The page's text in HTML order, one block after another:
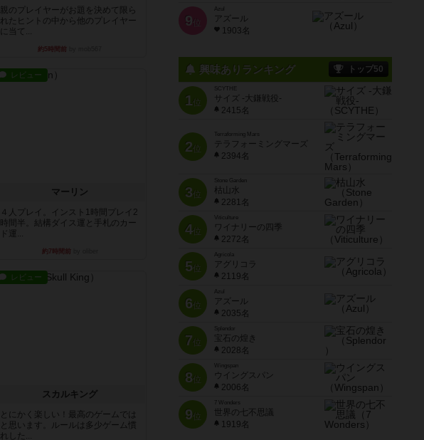
親のプレイヤーがお題を決めて限ら
れたヒントの中から他のプレイヤー
に当て...
約5時間前
レビュー
マーリン
４人プレイ。インスト1時間プレイ2
時間半。結構ダイス運と手札のカー
ド運...
約7時間前
レビュー
スカルキング
とにかく楽しい！最高のゲームでは
と思います。ルールは多少ゲーム慣
れした...
9 位
Azul
アズール
1903名
興味ありランキング トップ50
1位
SCYTHE
サイズ -大鎌戦役-
2415名
2位
Terraforming Mars
テラフォーミングマーズ
2394名
3位
Stone Garden
枯山水
2281名
4位
Viticulture
ワイナリーの四季
2272名
5位
Agricola
アグリコラ
2119名
6位
Azul
アズール
2035名
7位
宝石の煌き
2028名
8位
Wingspan
ウイングスパン
2006名
9位
7 Wonders
世界の七不思議
1919名